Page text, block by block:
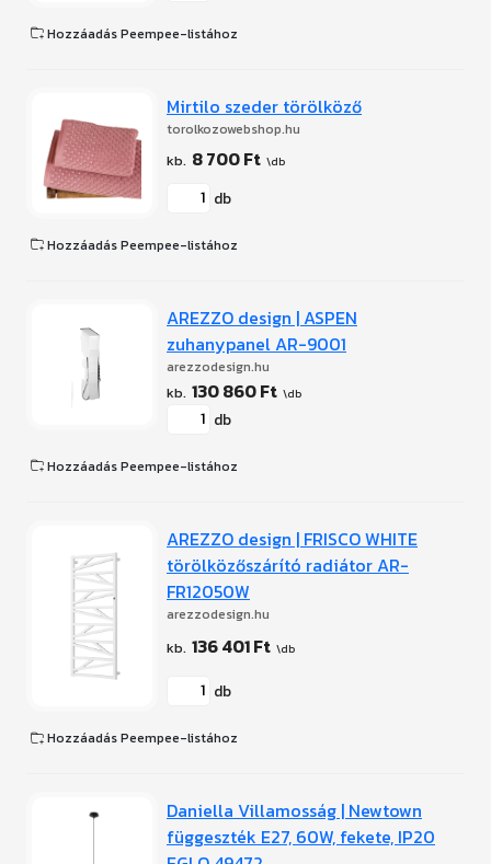
Hozzáadás Peempee-listához
Mirtilo szeder törölköző
torolkozowebshop.hu
8 700 Ft
db
Hozzáadás Peempee-listához
AREZZO design | ASPEN
zuhanypanel AR-9001
arezzodesign.hu
130 860 Ft
db
Hozzáadás Peempee-listához
AREZZO design | FRISCO WHITE
törölközőszárító radiátor AR-
FR12050W
arezzodesign.hu
136 401 Ft
db
Hozzáadás Peempee-listához
Daniella Villamosság | Newtown
függeszték E27, 60W, fekete, IP20